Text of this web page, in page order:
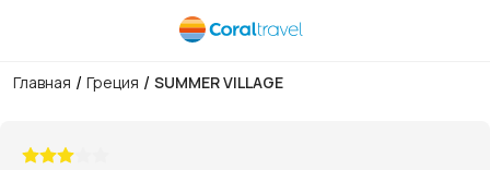
Главная / Греция / SUMMER VILLAGE